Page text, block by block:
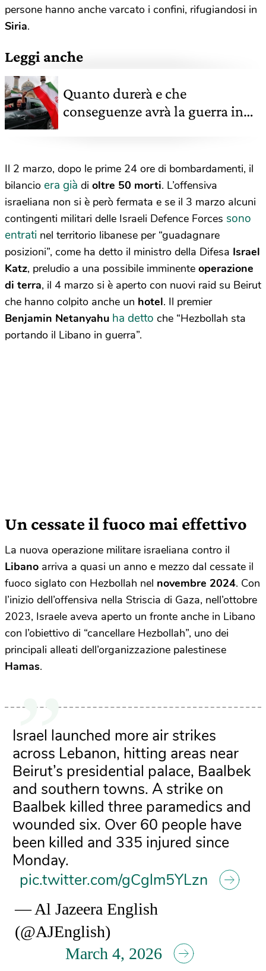
persone hanno anche varcato i confini, rifugiandosi in
Siria.
Leggi anche
Quanto durerà e che
conseguenze avrà la guerra in
Il 2 marzo, dopo le prime 24 ore di bombardamenti, il
bilancio era già di oltre 50 morti. L’offensiva
israeliana non si è però fermata e se il 3 marzo alcuni
contingenti militari delle Israeli Defence Forces sono
entrati nel territorio libanese per “guadagnare
posizioni”, come ha detto il ministro della Difesa Israel
Katz, preludio a una possibile imminente operazione
di terra, il 4 marzo si è aperto con nuovi raid su Beirut
che hanno colpito anche un hotel. Il premier
Benjamin Netanyahu ha detto che “Hezbollah sta
portando il Libano in guerra”.
Un cessate il fuoco mai effettivo
La nuova operazione militare israeliana contro il
Libano arriva a quasi un anno e mezzo dal cessate il
fuoco siglato con Hezbollah nel novembre 2024. Con
l’inizio dell’offensiva nella Striscia di Gaza, nell’ottobre
2023, Israele aveva aperto un fronte anche in Libano
con l’obiettivo di “cancellare Hezbollah”, uno dei
principali alleati dell’organizzazione palestinese
Hamas.
Israel launched more air strikes
across Lebanon, hitting areas near
Beirut’s presidential palace, Baalbek
and southern towns. A strike on
Baalbek killed three paramedics and
wounded six. Over 60 people have
been killed and 335 injured since
Monday.
pic.twitter.com/gCglm5YLzn
— Al Jazeera English
(@AJEnglish)
March 4, 2026